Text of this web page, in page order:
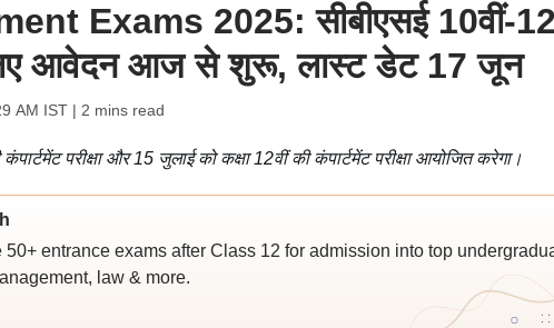
Exams 2025: सीबीएसई 10वीं-
लिए आवेदन आज से शुरू, लास्ट डेट 17 जून
AM IST| 2 mins read
परीक्षा और 15 जुलाई को कक्षा 12वीं की कंपार्टमेंट परीक्षा आयोजित करेगा।
entrance exams after Class 12 for admission into top
law & more.